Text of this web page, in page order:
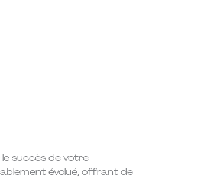
succès de votre
évolué, offrant de